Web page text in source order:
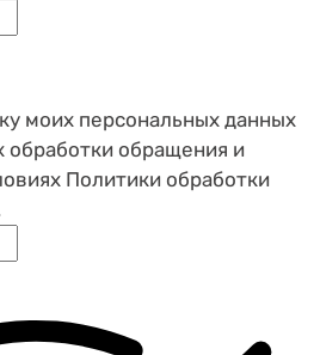
моих персональных данных
обработки обращения и
Политики обработки